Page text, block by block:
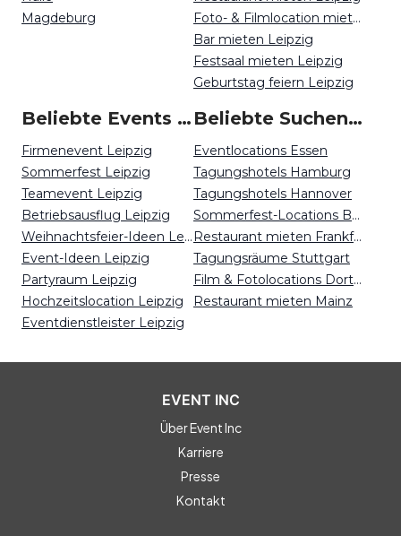
Magdeburg
Foto- & Filmlocation mieten Leipzig
Bar mieten Leipzig
Festsaal mieten Leipzig
Geburtstag feiern Leipzig
Beliebte Events in Leipzig
Firmenevent Leipzig
Sommerfest Leipzig
Teamevent Leipzig
Betriebsausflug Leipzig
Weihnachtsfeier-Ideen Leipzig
Event-Ideen Leipzig
Partyraum Leipzig
Hochzeitslocation Leipzig
Eventdienstleister Leipzig
Beliebte Suchen auf Event Inc
Eventlocations Essen
Tagungshotels Hamburg
Tagungshotels Hannover
Sommerfest-Locations Berlin
Restaurant mieten Frankfurt
Tagungsräume Stuttgart
Film & Fotolocations Dortmund
Restaurant mieten Mainz
EVENT INC
Über Event Inc
Karriere
Presse
Kontakt